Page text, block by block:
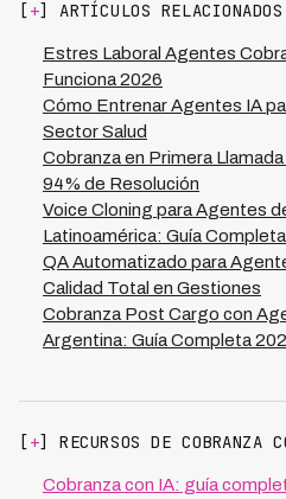
violaciones regulatorias y
preservando experiencia
[+] ARTÍCULOS RELACIONADOS
Estres Laboral Agentes
Funciona 2026
Cómo Entrenar Agentes IA
Sector Salud
Cobranza en Primera
94% de Resolución
Voice Cloning para Agentes
Latinoamérica: Guía
QA Automatizado para
Calidad Total en Gestiones
Cobranza Post Cargo con
Argentina: Guía Completa
[+] RECURSOS DE COBRANZA
Cobranza con IA: guía